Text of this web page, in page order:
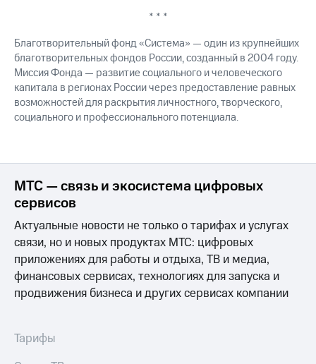
* * *
Благотворительный фонд «Система» — один из крупнейших
благотворительных фондов России, созданный в 2004 году.
Миссия Фонда — развитие социального и человеческого
капитала в регионах России через предоставление равных
возможностей для раскрытия личностного, творческого,
социального и профессионального потенциала.
МТС — связь и экосистема цифровых
сервисов
Актуальные новости не только о тарифах и услугах
связи, но и новых продуктах МТС: цифровых
приложениях для работы и отдыха, ТВ и медиа,
финансовых сервисах, технологиях для запуска и
продвижения бизнеса и других сервисах компании
Тарифы